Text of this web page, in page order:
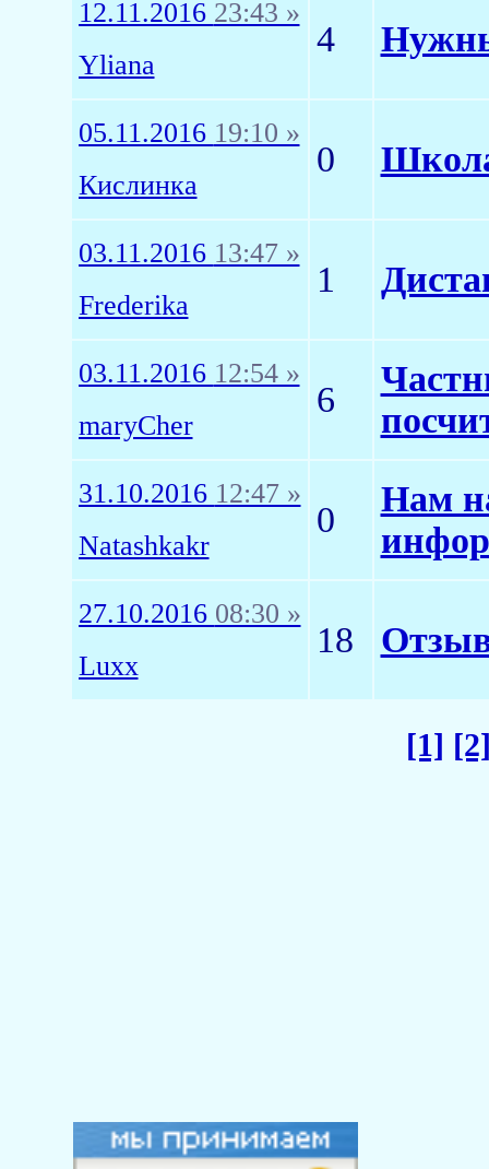
12.11.2016 23:43 »
Yliana
4
05.11.2016 19:10 »
Кислинка
0
03.11.2016 13:47 »
Frederika
1
03.11.2016 12:54 »
maryCher
6
31.10.2016 12:47 »
Natashkakr
0
Нам
27.10.2016 08:30 »
Luxx
18
[1]